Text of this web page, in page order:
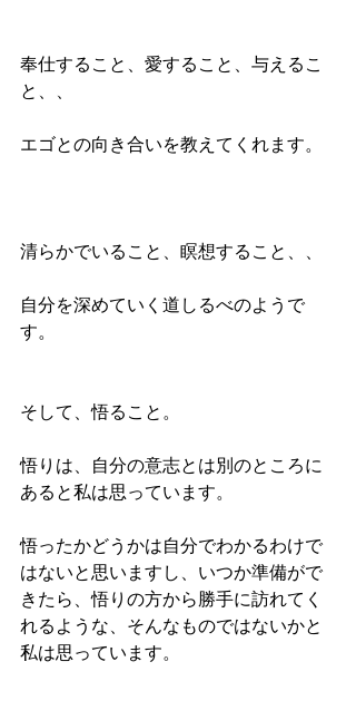
奉仕すること、愛すること、与えるこ
と、、
エゴとの向き合いを教えてくれます。
清らかでいること、瞑想すること、、
自分を深めていく道しるべのようで
す。
そして、悟ること。
悟りは、自分の意志とは別のところに
あると私は思っています。
悟ったかどうかは自分でわかるわけで
はないと思いますし、いつか準備がで
きたら、悟りの方から勝手に訪れてく
れるような、そんなものではないかと
私は思っています。